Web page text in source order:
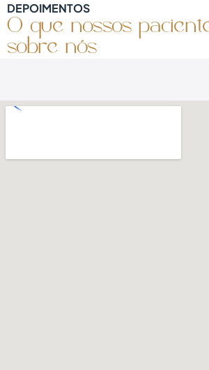
DEPOIMENTOS
O que nossos
sobre nós